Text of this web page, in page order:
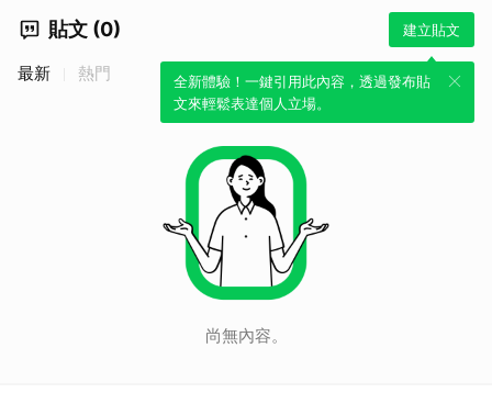
貼文 (0) 建立貼文
全新體驗！一鍵引用此內容，透過發布貼
文來輕鬆表達個人立場。
最新 熱門
尚無內容。